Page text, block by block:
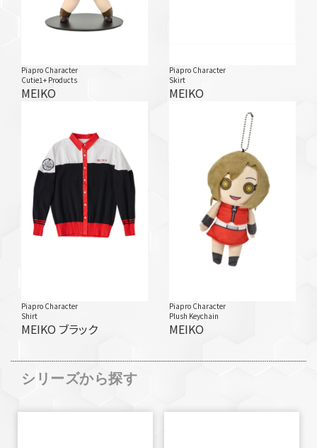
Piapro Character
Cutie1+ Products
MEIKO
Piapro Character
Skirt
MEIKO
Piapro Character
Shirt
MEIKO ブラック
Piapro Character
Plush Keychain
MEIKO
シリーズから探す